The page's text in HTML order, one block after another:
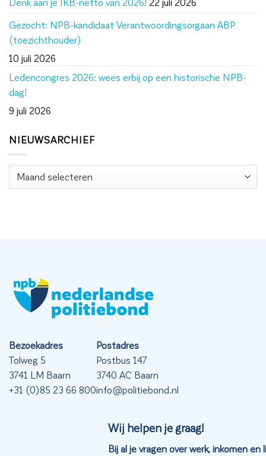
Gezocht: NPB-kandidaat Verantwoordingsorgaan ABP
(toezichthouder)
10 juli 2026
Ledencongres 2026: wees erbij op een historische NPB-
dag!
9 juli 2026
NIEUWSARCHIEF
Nieuwsarchief
Bezoekadres
Tolweg 5
3741 LM Baarn
+31 (0)85 23 66 800
Postadres
Postbus 147
3740 AC Baarn
info@politiebond.nl
Wij helpen je graag!
Bij al je vragen over werk, inkomen en